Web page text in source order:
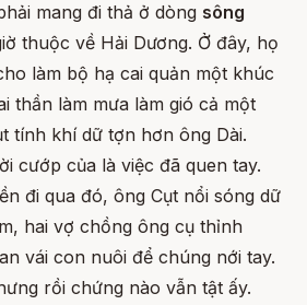
mang đi thả ở dòng sông
thuộc về Hải Dương. Ở đây, họ
làm bộ hạ cai quản một khúc
thần làm mưa làm gió cả một
tính khí dữ tợn hơn ông Dài.
cướp của là việc đã quen tay.
đi qua đó, ông Cụt nổi sóng dữ
hai vợ chồng ông cụ thỉnh
vái con nuôi để chúng nới tay.
rồi chứng nào vẫn tật ấy.